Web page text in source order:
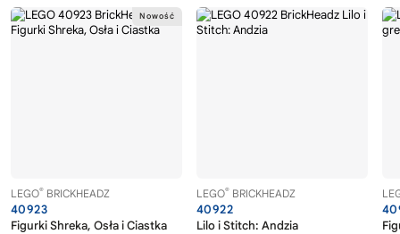
LEGO® BRICKHEADZ
40923
Figurki Shreka, Osła i Ciastka
LEGO® BRICKHEADZ
40922
Lilo i Stitch: Andzia